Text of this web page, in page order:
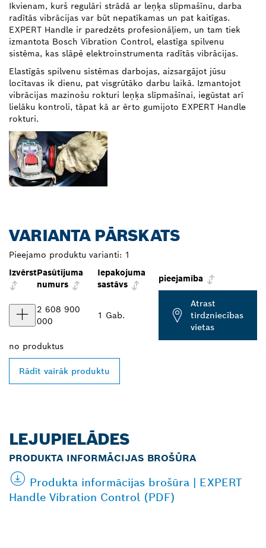
Ikvienam, kurš regulāri strādā ar leņķa slīpmašīnu, darba
radītās vibrācijas var būt nepatīkamas un pat kaitīgas.
EXPERT Handle ir paredzēts profesionāļiem, un tam tiek
izmantota Bosch Vibration Control, elastīga spilvenu
sistēma, kas slāpē elektroinstrumenta radītās vibrācijas.
Elastīgās spilvenu sistēmas darbojas, aizsargājot jūsu
locītavas ik dienu, pat visgrūtāko darbu laikā. Izmantojot
vibrācijas mazinošu rokturi leņķa slīpmašīnai, iegūstat arī
lielāku kontroli, tāpat kā ar ērto gumijoto EXPERT Handle
rokturi.
VARIANTA PĀRSKATS
Pieejamo produktu varianti: 1
IzvērstPasūtījuma
numurs
Iepakojuma
sastāvs
pieejamība
2 608 900
000
1 Gab.
Atrast
tirdzniecības
vietas
no produktus
Rādīt vairāk produktu
LEJUPIELĀDES
PRODUKTA INFORMĀCIJAS BROŠŪRA
Produkta informācijas brošūra | EXPERT
Handle Vibration Control (PDF)